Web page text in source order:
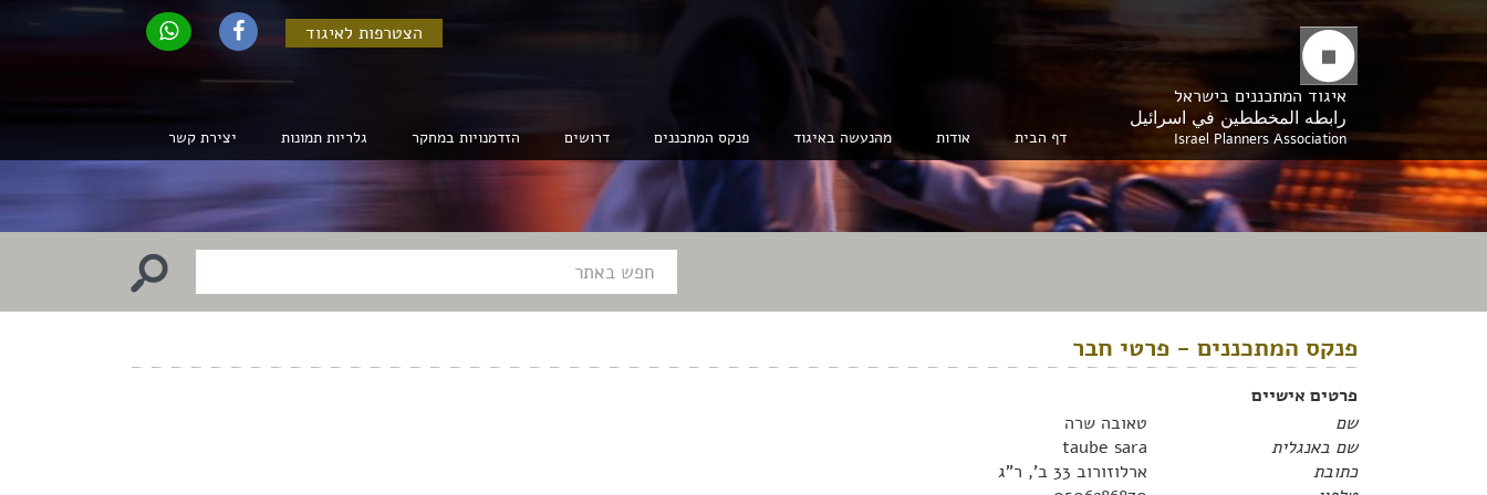
הצטרפות לאיגוד
איגוד המתכננים בישראל
رابطه المخططين في اسرائيل
Israel Planners Association דף הבית אודות מהנעשה באיגוד פנקס המתכננים דרושים הזדמנויות במחקר גלריות תמונות יצירת קשר
פנקס המתכננים - פרטי חבר
פרטים אישיים
שם
טאובה שרה
שם באנגלית
taube sara
כתובת
ארלוזורוב 33 ב', ר"ג